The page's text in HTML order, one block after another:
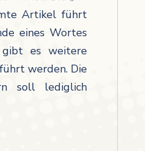
Artikel führt
eines Wortes
gibt es weitere
werden. Die
soll lediglich